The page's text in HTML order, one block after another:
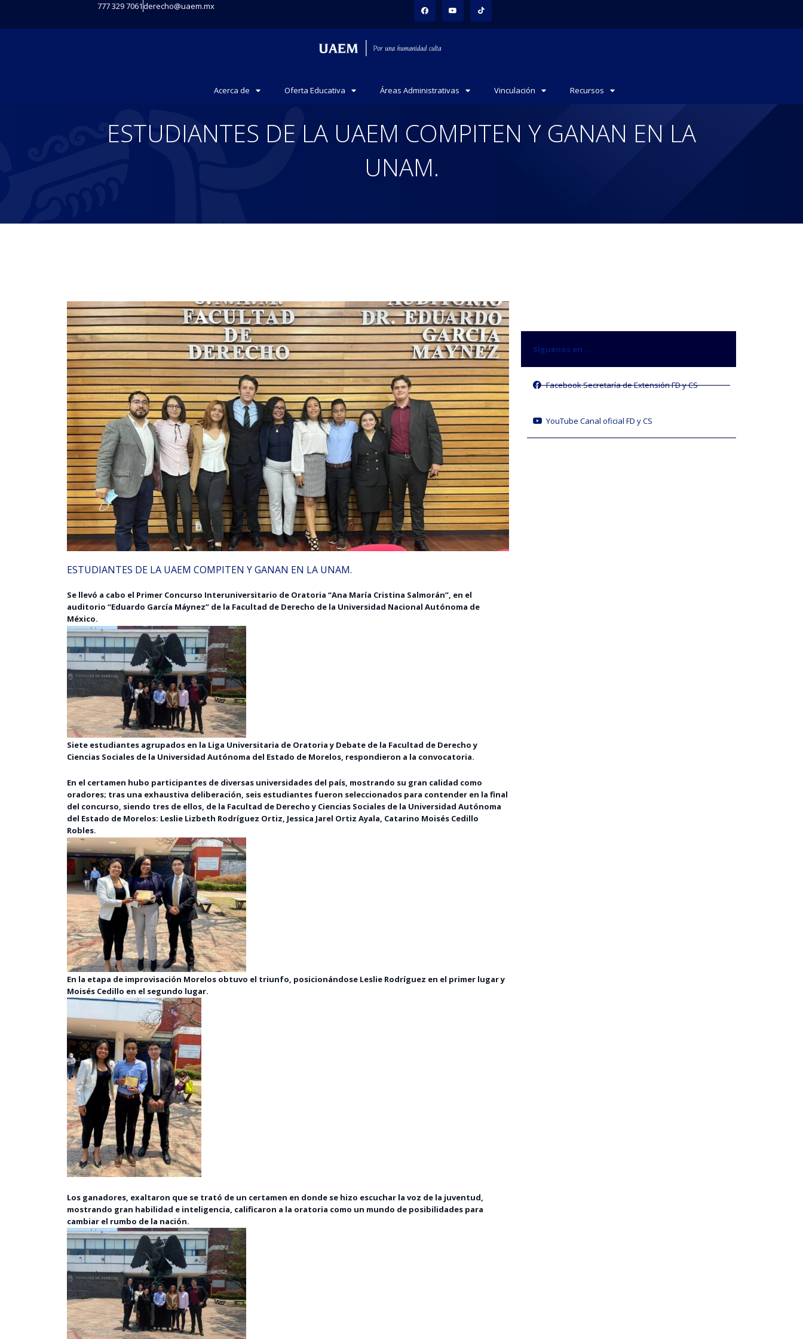
777 329 7061derecho@uaem.mx
Acerca de Oferta Educativa Áreas Administrativas Vinculación Recursos
ESTUDIANTES DE LA UAEM COMPITEN Y GANAN EN LA
UNAM.
ESTUDIANTES DE LA UAEM COMPITEN Y GANAN EN LA UNAM.
Se llevó a cabo el Primer Concurso Interuniversitario de Oratoria “Ana María Cristina Salmorán”, en el
auditorio “Eduardo García Máynez” de la Facultad de Derecho de la Universidad Nacional Autónoma de
México.
Siete estudiantes agrupados en la Liga Universitaria de Oratoria y Debate de la Facultad de Derecho y
Ciencias Sociales de la Universidad Autónoma del Estado de Morelos, respondieron a la convocatoria.
En el certamen hubo participantes de diversas universidades del país, mostrando su gran calidad como
oradores; tras una exhaustiva deliberación, seis estudiantes fueron seleccionados para contender en la final
del concurso, siendo tres de ellos, de la Facultad de Derecho y Ciencias Sociales de la Universidad Autónoma
del Estado de Morelos: Leslie Lizbeth Rodríguez Ortiz, Jessica Jarel Ortiz Ayala, Catarino Moisés Cedillo
Robles.
En la etapa de improvisación Morelos obtuvo el triunfo, posicionándose Leslie Rodríguez en el primer lugar y
Moisés Cedillo en el segundo lugar.
Los ganadores, exaltaron que se trató de un certamen en donde se hizo escuchar la voz de la juventud,
mostrando gran habilidad e inteligencia, calificaron a la oratoria como un mundo de posibilidades para
cambiar el rumbo de la nación.
Síguenos en …
Facebook Secretaría de Extensión FD y CS
YouTube Canal oficial FD y CS